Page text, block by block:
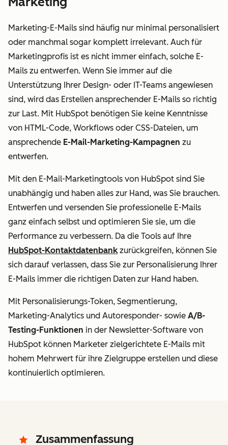
Marketing-E-Mails sind häufig nur minimal personalisiert
oder manchmal sogar komplett irrelevant. Auch für
Marketingprofis ist es nicht immer einfach, solche E-
Mails zu entwerfen. Wenn Sie immer auf die
Unterstützung Ihrer Design- oder IT-Teams angewiesen
sind, wird das Erstellen ansprechender E-Mails so richtig
zur Last. Mit HubSpot benötigen Sie keine Kenntnisse
von HTML-Code, Workflows oder CSS-Dateien, um
ansprechende E-Mail-Marketing-Kampagnen zu
entwerfen.
Mit den E-Mail-Marketingtools von HubSpot sind Sie
unabhängig und haben alles zur Hand, was Sie brauchen.
Entwerfen und versenden Sie professionelle E-Mails
ganz einfach selbst und optimieren Sie sie, um die
Performance zu verbessern. Da die Tools auf Ihre
HubSpot-Kontaktdatenbankzurückgreifen, können Sie
sich darauf verlassen, dass Sie zur Personalisierung Ihrer
E-Mails immer die richtigen Daten zur Hand haben.
Mit Personalisierungs-Token, Segmentierung,
Marketing-Analytics und Autoresponder- sowie A/B-
Testing-Funktionen in der Newsletter-Software von
HubSpot können Marketer zielgerichtete E-Mails mit
hohem Mehrwert für ihre Zielgruppe erstellen und diese
kontinuierlich optimieren.
Zusammenfassung